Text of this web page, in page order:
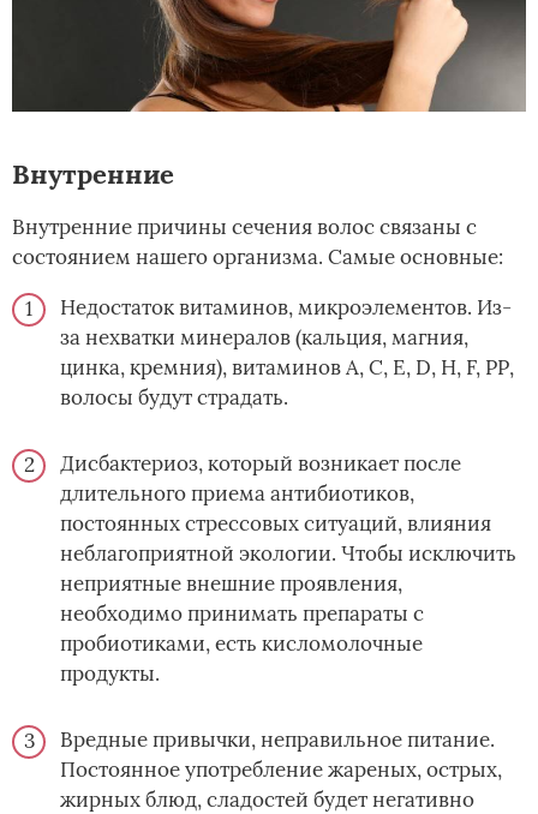
Внутренние
Внутренние причины сечения волос связаны с
состоянием нашего организма. Самые основные:
Недостаток витаминов, микроэлементов. Из-
за нехватки минералов (кальция, магния,
цинка, кремния), витаминов А, С, Е, D, Н, F, РР,
волосы будут страдать.
Дисбактериоз, который возникает после
длительного приема антибиотиков,
постоянных стрессовых ситуаций, влияния
неблагоприятной экологии. Чтобы исключить
неприятные внешние проявления,
необходимо принимать препараты с
пробиотиками, есть кисломолочные
продукты.
Вредные привычки, неправильное питание.
Постоянное употребление жареных, острых,
жирных блюд, сладостей будет негативно